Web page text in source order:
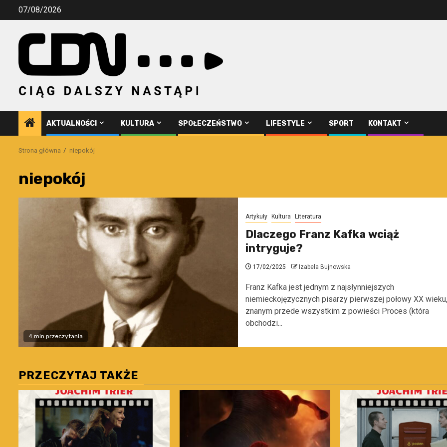
Przejdź07/08/2026
AKTUALNOŚCI KULTURA SPOŁECZEŃSTWO LIFESTYLE SPORT KONTAKT
Strona główna niepokój
niepokój
4 min przeczytania
Artykuły Kultura Literatura
Dlaczego Franz Kafka wciąż
intryguje?
17/02/2025 Izabela Bujnowska
Franz Kafka jest jednym z najsłynniejszych
niemieckojęzycznych pisarzy pierwszej połowy XX wieku,
znanym przede wszystkim z powieści Proces (która
obchodzi...
PRZECZYTAJ TAKŻE